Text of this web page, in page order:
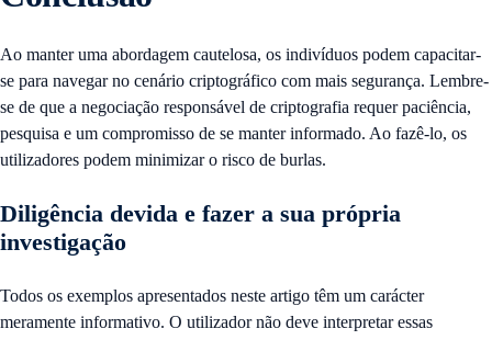
Ao manter uma abordagem cautelosa, os indivíduos podem capacitar-
se para navegar no cenário criptográfico com mais segurança. Lembre-
se de que a negociação responsável de criptografia requer paciência,
pesquisa e um compromisso de se manter informado. Ao fazê-lo, os
utilizadores podem minimizar o risco de burlas.
Diligência devida e fazer a sua própria
investigação
Todos os exemplos apresentados neste artigo têm um carácter
meramente informativo. O utilizador não deve interpretar essas